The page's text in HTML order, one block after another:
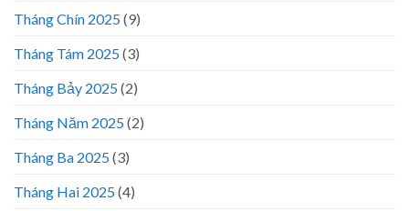
Tháng Chín 2025(9)
Tháng Tám 2025(3)
Tháng Bảy 2025(2)
Tháng Năm 2025(2)
Tháng Ba 2025(3)
Tháng Hai 2025(4)